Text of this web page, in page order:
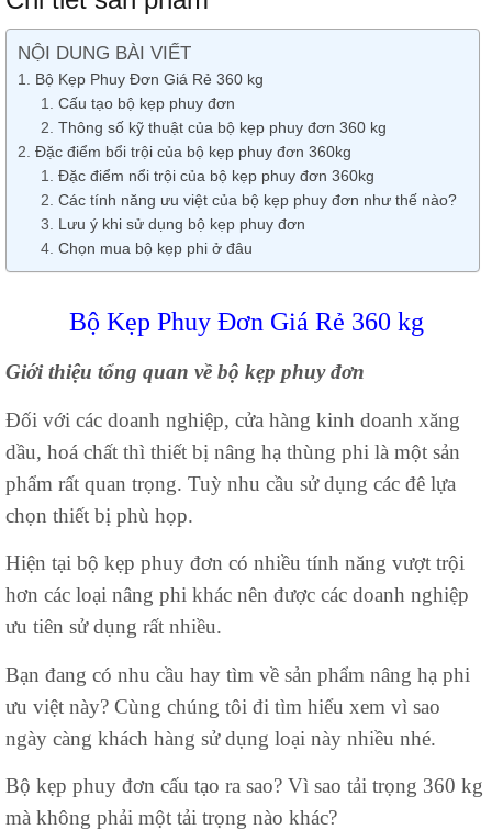
NỘI DUNG BÀI VIẾT
Bộ Kẹp Phuy Đơn Giá Rẻ 360 kg
Cấu tạo bộ kẹp phuy đơn
Thông số kỹ thuật của bộ kẹp phuy đơn 360 kg
Đặc điểm bổi trội của bộ kẹp phuy đơn 360kg
Đặc điểm nổi trội của bộ kẹp phuy đơn 360kg
Các tính năng ưu việt của bộ kẹp phuy đơn như thế nào?
Lưu ý khi sử dụng bộ kẹp phuy đơn
Chọn mua bộ kẹp phi ở đâu
Bộ Kẹp Phuy Đơn Giá Rẻ 360 kg
Giới thiệu tổng quan về bộ kẹp phuy đơn
Đối với các doanh nghiệp, cửa hàng kinh doanh xăng
dầu, hoá chất thì thiết bị nâng hạ thùng phi là một sản
phẩm rất quan trọng. Tuỳ nhu cầu sử dụng các đê lựa
chọn thiết bị phù họp.
Hiện tại bộ kẹp phuy đơn có nhiều tính năng vượt trội
hơn các loại nâng phi khác nên được các doanh nghiệp
ưu tiên sử dụng rất nhiều.
Bạn đang có nhu cầu hay tìm về sản phẩm nâng hạ phi
ưu việt này? Cùng chúng tôi đi tìm hiểu xem vì sao
ngày càng khách hàng sử dụng loại này nhiều nhé.
Bộ kẹp phuy đơn cấu tạo ra sao? Vì sao tải trọng 360 kg
mà không phải một tải trọng nào khác?